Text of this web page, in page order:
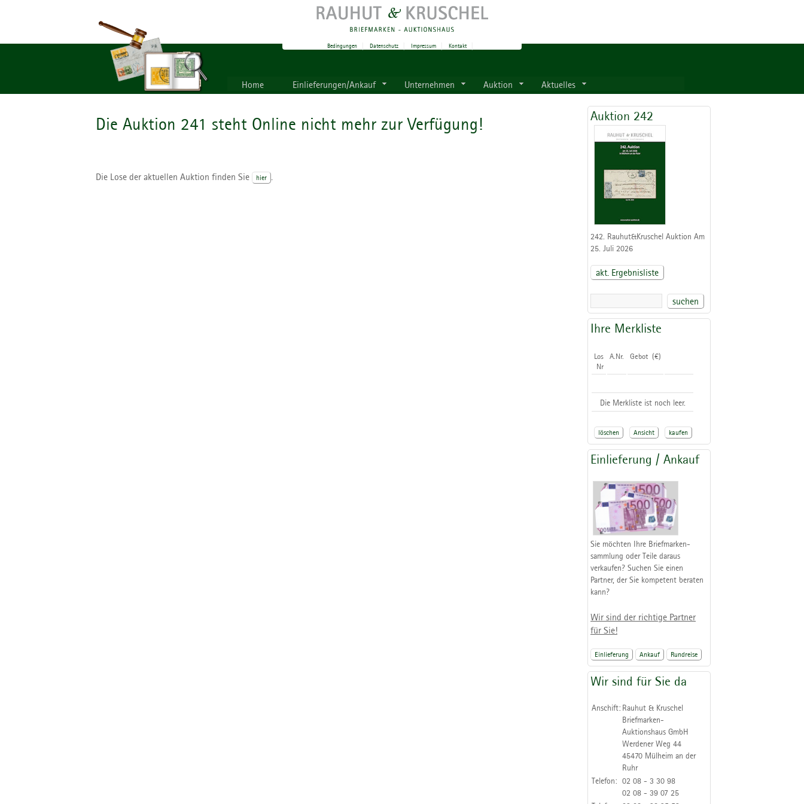
Bedingungen| Datenschutz| Impressum| Kontakt|
Home Einlieferungen/Ankauf Unternehmen Auktion Aktuelles
Die Auktion 241 steht Online nicht mehr zur Verfügung!
Die Lose der aktuellen Auktion finden Sie hier
Auktion 242
242. Rauhut&Kruschel Auktion Am
25. Juli 2026
akt. Ergebnisliste
suchen
Ihre Merkliste
Los
Nr
A.Nr. Gebot (€)
Die Merkliste ist noch leer.
löschen Ansicht kaufen
Einlieferung / Ankauf
Sie möchten Ihre Briefmarken-
sammlung oder Teile daraus
verkaufen? Suchen Sie einen
Partner, der Sie kompetent beraten
kann?
Wir sind der richtige Partner
für Sie!
Einlieferung Ankauf Rundreise
Wir sind für Sie da
Anschift: Rauhut & Kruschel
Briefmarken-
Auktionshaus GmbH
Werdener Weg 44
45470 Mülheim an der
Ruhr
Telefon: 02 08 - 3 30 98
02 08 - 39 07 25